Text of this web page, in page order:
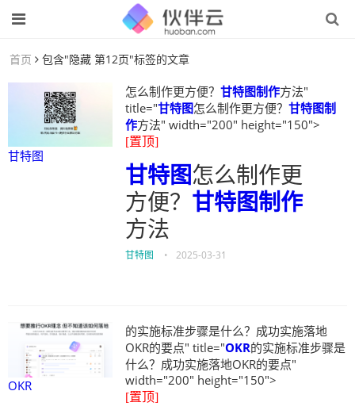
首页 包含"隐藏 第12页"标签的文章
甘特图
怎么制作更方便？ 甘特图制作方法"
title="甘特图怎么制作更方便？ 甘特图制
作方法" width="200" height="150">
[置顶]
甘特图怎么制作更
方便？ 甘特图制作
方法
甘特图 • 2025-03-31
OKR
的实施标准步骤是什么？成功实施落地
OKR的要点" title="OKR的实施标准步骤是
什么？成功实施落地OKR的要点"
width="200" height="150">
[置顶]